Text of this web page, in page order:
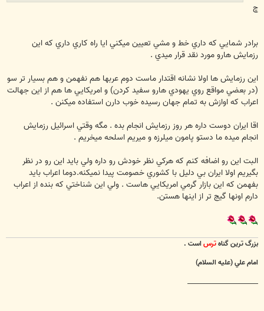
چ
برادر شمايي كه داري خط و مشي تعيين ميكني ايا راه كاري داري كه اين
رزمايش هارو مورد نقد قرار ميدي .
اين رزمايش ها اولا نشانه اقتدار ماست دوم عربها هم نفهمن و هم بسيار تر سو
(در بعضي مواقع روي يهودي هارو سفيد كردن) و امريكايي ها هم از اين جهالت
اعراب كه اوازش به تمام جهان رسيده خوب دارن استفاده ميكنن .
اقا ايران دوست داره هر روز رزمايش انجام بده . مگه وقتي اسرائيل رزمايش
انجام ميده ما دستو پامون ميلرزه و ميريم اسلحه ميخريم .
البت اين رو اضافه كنم كه هركي نظر خودش رو داره ولي بايد اين رو در نظر
بگيريم اولا ايران بي دليل با كشوري خصومت پيدا نميكنه.دوما اعراب بايد
بفهمن كه اين بازار گرمي امريكايي هاست . ولي اين شناختي كه بنده از اعراب
دارم اونها گيج تر از اينها هستن.
بزرگ ترين گناهترساست .
امام علي (عليه السلام)
________________________